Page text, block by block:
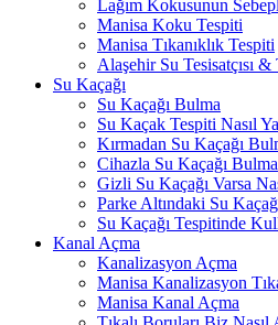
Lağım Kokusunun
Manisa Koku Tespiti
Manisa Tıkanıklık Tespiti
Alaşehir Su Tesisatçısı
Su Kaçağı
Su Kaçağı Bulma
Su Kaçak Tespiti Nasıl
Kırmadan Su Kaçağı
Cihazla Su Kaçağı Bulma
Gizli Su Kaçağı Varsa
Parke Altındaki Su
Su Kaçağı Tespitinde
Kanal Açma
Kanalizasyon Açma
Manisa Kanalizasyon
Manisa Kanal Açma